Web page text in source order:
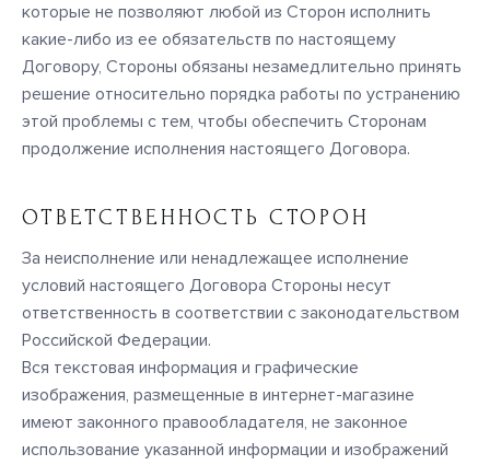
которые не позволяют любой из Сторон исполнить
какие-либо из ее обязательств по настоящему
Договору, Стороны обязаны незамедлительно принять
решение относительно порядка работы по устранению
этой проблемы с тем, чтобы обеспечить Сторонам
продолжение исполнения настоящего Договора.
ОТВЕТСТВЕННОСТЬ СТОРОН
За неисполнение или ненадлежащее исполнение
условий настоящего Договора Стороны несут
ответственность в соответствии с законодательством
Российской Федерации.
Вся текстовая информация и графические
изображения, размещенные в интернет-магазине
имеют законного правообладателя, не законное
использование указанной информации и изображений